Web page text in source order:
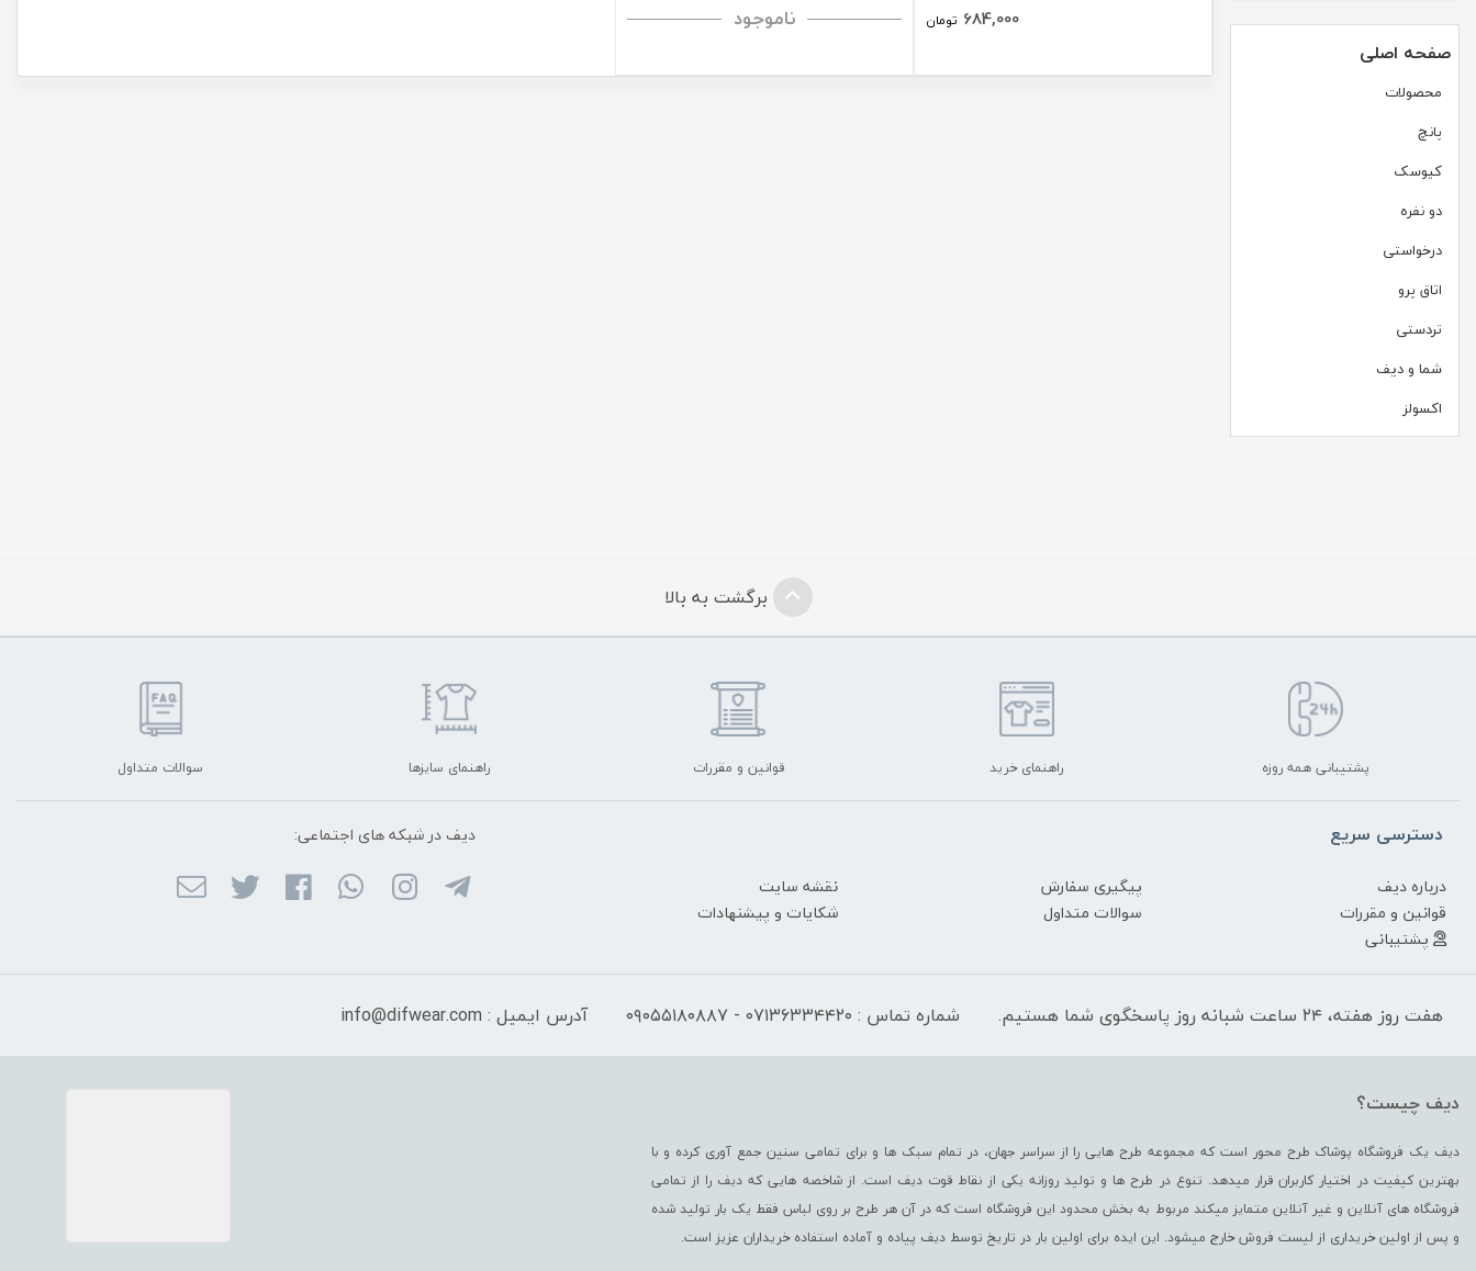
صفحه اصلی
محصولات
پانچ
کیوسک
دو نفره
درخواستی
اتاق پرو
تردستی
شما و دیف
اکسولز
684,000 تومان ناموجود
برگشت به بالا
پشتیبانی همه روزه راهنمای خرید قوانین و مقررات راهنمای سایزها سوالات متداول
دسترسی سریع
درباره دیف پیگیری سفارش
نقشه سایت
قوانین و مقررات
سوالات متداول
شکایات و پیشنهادات
پشتیبانی
دیف در شبکه ‌های اجتماعی:
هفت روز هفته، ۲۴ ساعت شبانه روز پاسخگوی شما هستیم. شماره تماس : ۰۷۱۳۶۳۳۴۴۲۰ - ۰۹۰۵۵۱۸۰۸۸۷ آدرس ایمیل : info@difwear.com
دیف چیست؟
دیف یک فروشگاه پوشاک طرح محور است که مجموعه طرح هایی را از سراسر جهان، در تمام سبک ها و برای تمامی سنین جمع آوری کرده و با
بهترین کیفیت در اختیار کاربران قرار میدهد. تنوع در طرح ها و تولید روزانه یکی از نقاط قوت دیف است. از شاخصه هایی که دیف را از تمامی
فروشگاه های آنلاین و غیر آنلاین متمایز میکند مربوط به بخش محدود این فروشگاه است که در آن هر طرح بر روی لباس فقط یک بار تولید شده
و پس از اولین خریداری از لیست فروش خارج میشود. این ایده برای اولین بار در تاریخ توسط دیف پیاده و آماده استفاده خریداران عزیز است.